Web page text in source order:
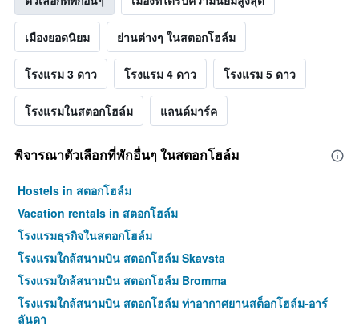
เมืองยอดนิยม ย่านต่างๆ ในสตอกโฮล์ม
โรงแรม 3 ดาว โรงแรม 4 ดาว โรงแรม 5 ดาว
โรงแรมในสตอกโฮล์ม แลนด์มาร์ค
พิจารณาตัวเลือกที่พักอื่นๆ ในสตอกโฮล์ม
Hostels in สตอกโฮล์ม
Vacation rentals in สตอกโฮล์ม
โรงแรมธุรกิจในสตอกโฮล์ม
โรงแรมใกล้สนามบิน สตอกโฮล์ม Skavsta
โรงแรมใกล้สนามบิน สตอกโฮล์ม Bromma
โรงแรมใกล้สนามบิน สตอกโฮล์ม ท่าอากาศยานสต็อกโฮล์ม-อาร์
ลันดา